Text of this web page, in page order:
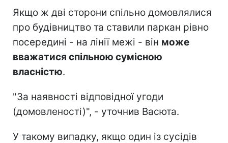
Якщо ж дві сторони спільно домовлялися
про будівництво та ставили паркан рівно
посередині - на лінії межі - він може
вважатися спільною сумісною
власністю.
"За наявності відповідної угоди
(домовленості)", - уточнив Васюта.
У такому випадку, якщо один із сусідів